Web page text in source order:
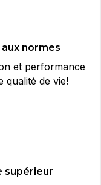
normes
et performance
qualité de vie!
supérieur